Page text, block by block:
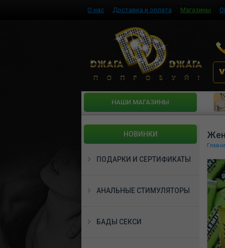
О нас Доставка и оплата Магазины
HАШИ МАГАЗИНЫ
НОВИНКИ
ПОДАРКИ И СЕРТИФИКАТЫ
АНАЛЬНЫЕ СТИМУЛЯТОРЫ
БАДЫ СЕКСИ